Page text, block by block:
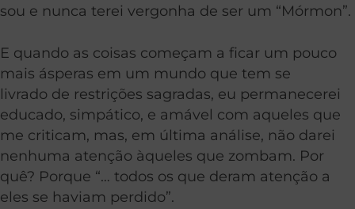
sou e nunca terei vergonha de ser um “Mórmon”.
E quando as coisas começam a ficar um pouco
mais ásperas em um mundo que tem se
livrado de restrições sagradas, eu permanecerei
educado, simpático, e amável com aqueles que
me criticam, mas, em última análise, não darei
nenhuma atenção àqueles que zombam. Por
quê? Porque “… todos os que deram atenção a
eles se haviam perdido”.